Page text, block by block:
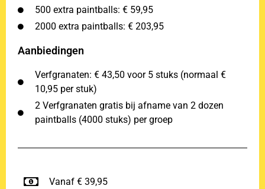
500 extra paintballs: € 59,95
2000 extra paintballs: € 203,95
Aanbiedingen
Verfgranaten: € 43,50 voor 5 stuks (normaal €
10,95 per stuk)
2 Verfgranaten gratis bij afname van 2 dozen
paintballs (4000 stuks) per groep
Vanaf € 39,95